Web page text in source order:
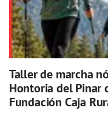
Taller de marcha
Hontoria del Pinar
Fundación Caja